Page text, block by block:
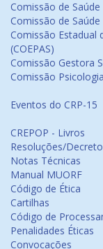
Comissão de Saúde
Comissão de
Comissão Estadual
(COEPAS)
Comissão Gestora
Comissão
Eventos do CRP-15
CREPOP - Livros
Resoluções/
Notas Técnicas
Manual MUORF
Código de Ética
Cartilhas
Código de
Penalidades Éticas
Convocações